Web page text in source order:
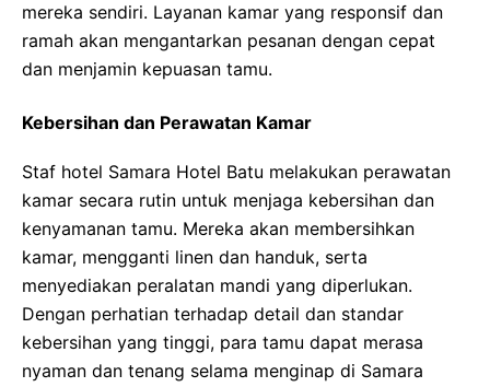
mereka sendiri. Layanan kamar yang responsif dan
ramah akan mengantarkan pesanan dengan cepat
dan menjamin kepuasan tamu.
Kebersihan dan Perawatan Kamar
Staf hotel Samara Hotel Batu melakukan perawatan
kamar secara rutin untuk menjaga kebersihan dan
kenyamanan tamu. Mereka akan membersihkan
kamar, mengganti linen dan handuk, serta
menyediakan peralatan mandi yang diperlukan.
Dengan perhatian terhadap detail dan standar
kebersihan yang tinggi, para tamu dapat merasa
nyaman dan tenang selama menginap di Samara